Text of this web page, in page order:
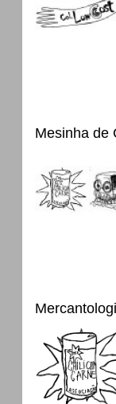
Mesinha de